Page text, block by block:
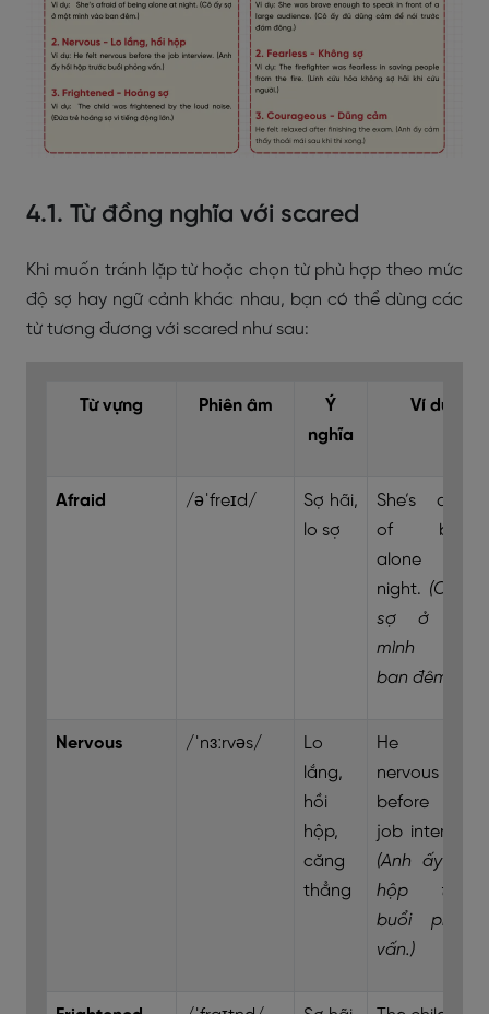
4.1. Từ đồng nghĩa với scared
Khi muốn tránh lặp từ hoặc chọn từ phù hợp theo mức
độ sợ hay ngữ cảnh khác nhau, bạn có thể dùng các
từ tương đương với scared như sau:
Từ vựng Phiên âm
Ý
nghĩa
Ví dụ
Afraid /əˈfreɪd/
Sợ hãi,
lo sợ
She’s afraid
of being
alone at
night. (Cô ấy
sợ ở một
mình vào
ban đêm.)
Nervous /ˈnɜːrvəs/
Lo
lắng,
hồi
hộp,
căng
thẳng
He felt
nervous
before the
job interview.
(Anh ấy hồi
hộp trước
buổi phỏng
vấn.)